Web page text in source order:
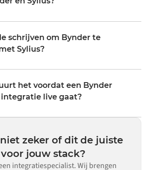
flows omvatten records zoals
klanten, voorraadniveaus,
veldmapping af, zodat data aankomt
elk systeem verwacht.
schrijven om Bynder te
Sylius?
configureer je de integratie via een
aangepaste code te schrijven,
beschikbaar voor situaties waarin
het voordat een Bynder
integratie live gaat?
van de complexiteit van de
aantal vereiste flows en je interne
Voor veel systemen zijn er kant-en-
beschikbaar in de Alumio
de insteltijd aanzienlijk verkort.
zeker of dit de juiste
jouw stack?
integratiespecialist. Wij brengen